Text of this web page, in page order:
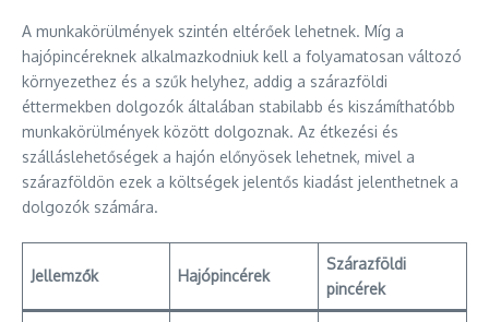
A munkakörülmények szintén eltérőek lehetnek. Míg a
hajópincéreknek alkalmazkodniuk kell a folyamatosan változó
környezethez és a szűk helyhez, addig a szárazföldi
éttermekben dolgozók általában stabilabb és kiszámíthatóbb
munkakörülmények között dolgoznak. Az étkezési és
szálláslehetőségek a hajón előnyösek lehetnek, mivel a
szárazföldön ezek a költségek jelentős kiadást jelenthetnek a
dolgozók számára.
Jellemzők Hajópincérek
Szárazföldi
pincérek